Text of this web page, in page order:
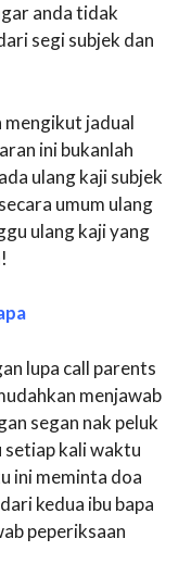
anda tidak
segi subjek dan
mengikut jadual
ini bukanlah
ulang kaji subjek
umum ulang
ulang kaji yang
lupa call parents
menjawab
segan nak peluk
setiap kali waktu
ini meminta doa
kedua ibu bapa
peperiksaan